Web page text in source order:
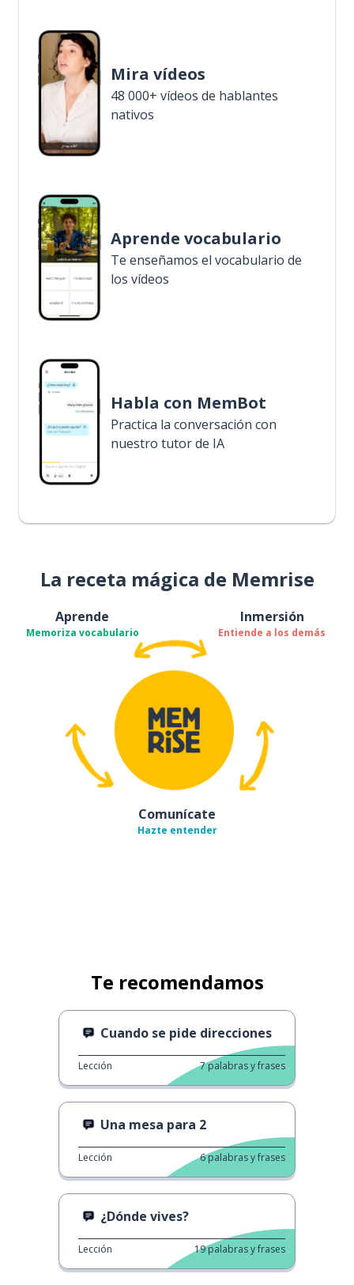
Mira vídeos
48 000+ vídeos de hablantes
nativos
Aprende vocabulario
Te enseñamos el vocabulario de
los vídeos
Habla con MemBot
Practica la conversación con
nuestro tutor de IA
La receta mágica de Memrise
Aprende
Memoriza vocabulario
Inmersión
Entiende a los demás
Comunícate
Hazte entender
Te recomendamos
Cuando se pide direcciones
Lección 7palabras y frases
Una mesa para 2
Lección 6palabras y frases
¿Dónde vives?
Lección 19palabras y frases